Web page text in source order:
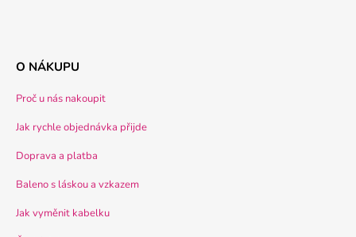
O NÁKUPU
Proč u nás nakoupit
Jak rychle objednávka přijde
Doprava a platba
Baleno s láskou a vzkazem
Jak vyměnit kabelku